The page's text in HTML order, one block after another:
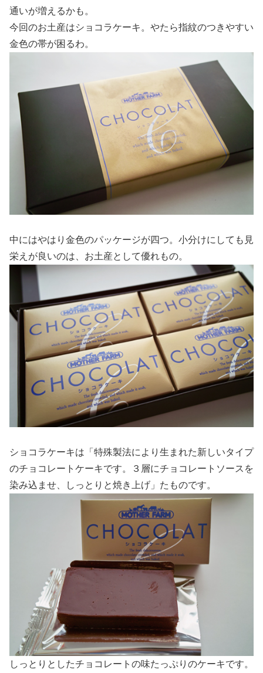
通いが増えるかも。
今回のお土産はショコラケーキ。やたら指紋のつきやすい
金色の帯が困るわ。
中にはやはり金色のパッケージが四つ。小分けにしても見
栄えが良いのは、お土産として優れもの。
ショコラケーキは「特殊製法により生まれた新しいタイプ
のチョコレートケーキです。３層にチョコレートソースを
染み込ませ、しっとりと焼き上げ」たものです。
しっとりとしたチョコレートの味たっぷりのケーキです。